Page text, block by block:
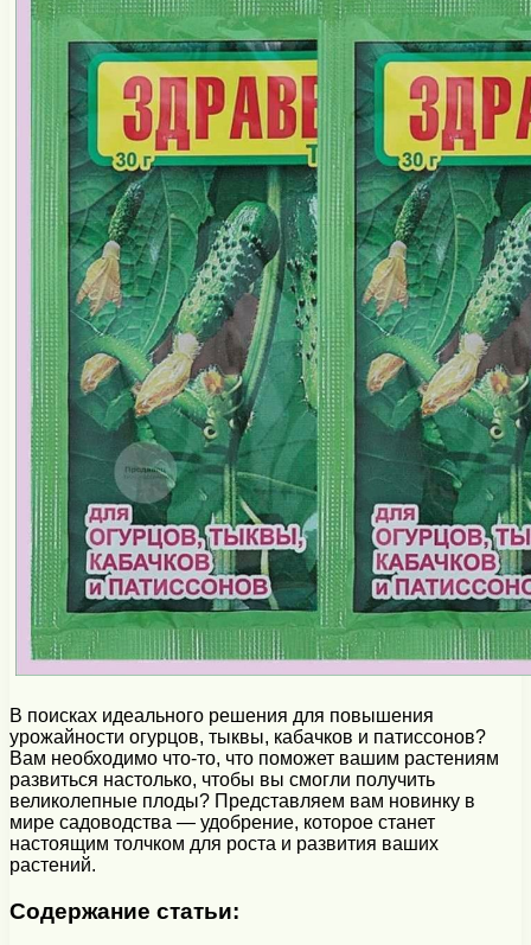
В поисках идеального решения для повышения
урожайности огурцов, тыквы, кабачков и патиссонов?
Вам необходимо что-то, что поможет вашим растениям
развиться настолько, чтобы вы смогли получить
великолепные плоды? Представляем вам новинку в
мире садоводства — удобрение, которое станет
настоящим толчком для роста и развития ваших
растений.
Содержание статьи: